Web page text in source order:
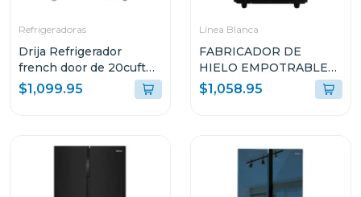
Refrigeradoras
Drija Refrigerador
french door de 20cuft
inverter diseño acero
black
$1,099.95
Línea Blanca
FABRICADOR DE
HIELO EMPOTRABLE
DRIJA COLOR NEGRO
FH36BLACK
$1,058.95